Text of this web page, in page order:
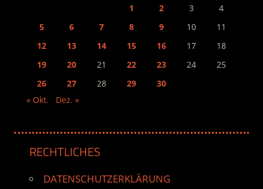
1
2 3
4
5
6 7 8 9 10
11
12
13 14 15 16 17
18
19
20 21 22 23 24
25
26
27 28 29
30
« Okt.
Dez. »
RECHTLICHES
DATENSCHUTZERKLÄRUNG